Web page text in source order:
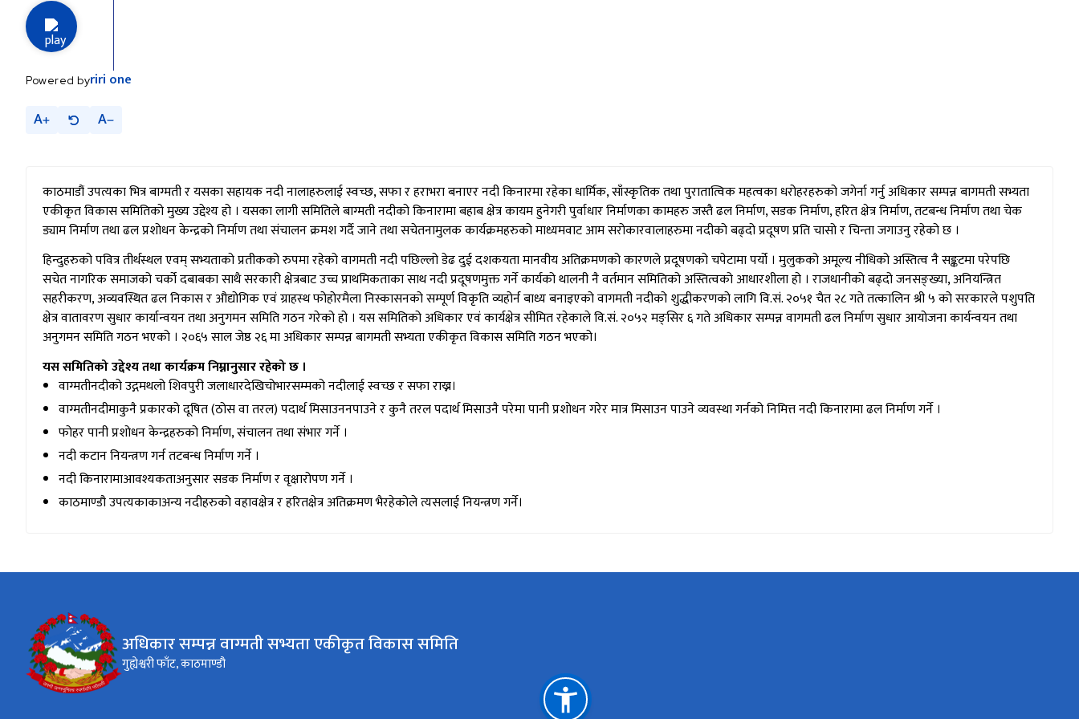
Powered byriri one
A A
काठमाडौं उपत्यका भित्र बाग्मती र यसका सहायक नदी नालाहरुलाई स्वच्छ, सफा र हराभरा बनाएर नदी किनारमा रहेका धार्मिक, साँस्कृतिक तथा पुरातात्विक महत्वका धरोहरहरुको जगेर्ना गर्नु अधिकार सम्पन्न बागमती सभ्यता
एकीकृत विकास समितिको मुख्य उद्देश्य हो । यसका लागी समितिले बाग्मती नदीको किनारामा बहाब क्षेत्र कायम हुनेगरी पुर्वाधार निर्माणका कामहरु जस्तै ढल निर्माण, सडक निर्माण, हरित क्षेत्र निर्माण, तटबन्ध निर्माण तथा चेक
ड्याम निर्माण तथा ढल प्रशोधन केन्द्रको निर्माण तथा संचालन क्रमश गर्दै जाने तथा सचेतनामुलक कार्यक्रमहरुको माध्यमवाट आम सरोकारवालाहरुमा नदीको बढ्दो प्रदूषण प्रति चासो र चिन्ता जगाउनु रहेको छ ।
हिन्दुहरुको पवित्र तीर्थस्थल एवम् सभ्यताको प्रतीकको रुपमा रहेको वागमती नदी पछिल्लो डेढ दुई दशकयता मानवीय अतिक्रमणको कारणले प्रदूषणको चपेटामा पर्यो । मुलुकको अमूल्य नीधिको अस्तित्व नै सङ्कटमा परेपछि
सचेत नागरिक समाजको चर्को दबाबका साथै सरकारी क्षेत्रबाट उच्च प्राथमिकताका साथ नदी प्रदूषणमुक्त गर्ने कार्यको थालनी नै वर्तमान समितिको अस्तित्वको आधारशीला हो । राजधानीको बढ्दो जनसङ्ख्या, अनियन्त्रित
सहरीकरण, अव्यवस्थित ढल निकास र औद्योगिक एवं ग्राहस्थ फोहोरमैला निस्कासनको सम्पूर्ण विकृति व्यहोर्न बाध्य बनाइएको वागमती नदीको शुद्धीकरणको लागि वि.सं. २०५१ चैत २८ गते तत्कालिन श्री ५ को सरकारले पशुपति
क्षेत्र वातावरण सुधार कार्यान्वयन तथा अनुगमन समिति गठन गरेको हो । यस समितिको अधिकार एवं कार्यक्षेत्र सीमित रहेकाले वि.सं. २०५२ मङ्सिर ६ गते अधिकार सम्पन्न वागमती ढल निर्माण सुधार आयोजना कार्यन्वयन तथा
अनुगमन समिति गठन भएको । २०६५ साल जेष्ठ २६ मा अधिकार सम्पन्न बागमती सभ्यता एकीकृत विकास समिति गठन भएको।
यस समितिको उद्देश्य तथा कार्यक्रम निम्नानुसार रहेको छ ।
वाग्मतीनदीको उद्गमथलो शिवपुरी जलाधारदेखिचोभारसम्मको नदीलाई स्वच्छ र सफा राख्न।
वाग्मतीनदीमाकुनै प्रकारको दूषित (ठोस वा तरल) पदार्थ मिसाउननपाउने र कुनै तरल पदार्थ मिसाउनै परेमा पानी प्रशोधन गरेर मात्र मिसाउन पाउने व्यवस्था गर्नको निमित्त नदी किनारामा ढल निर्माण गर्ने ।
फोहर पानी प्रशोधन केन्द्रहरुको निर्माण, संचालन तथा संभार गर्ने ।
नदी कटान नियन्त्रण गर्न तटबन्ध निर्माण गर्ने ।
नदी किनारामाआवश्यकताअनुसार सडक निर्माण र वृक्षारोपण गर्ने ।
काठमाण्डौ उपत्यकाकाअन्य नदीहरुको वहावक्षेत्र र हरितक्षेत्र अतिक्रमण भैरहेकोले त्यसलाई नियन्त्रण गर्ने।
अधिकार सम्पन्न वाग्मती सभ्यता एकीकृत विकास समिति
गुह्येश्वरी फाँट, काठमाण्डौ